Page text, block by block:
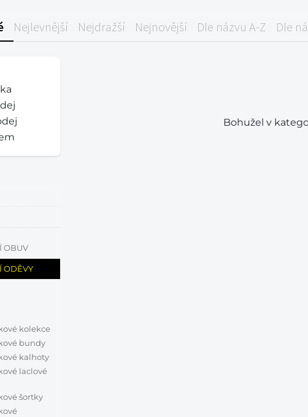
Nejlevnější Nejdražší Nejnovější Dle názvu A-Z Dle
OBUV
ODĚVY
kolekce
bundy
kalhoty
laclové
šortky
Bohužel v